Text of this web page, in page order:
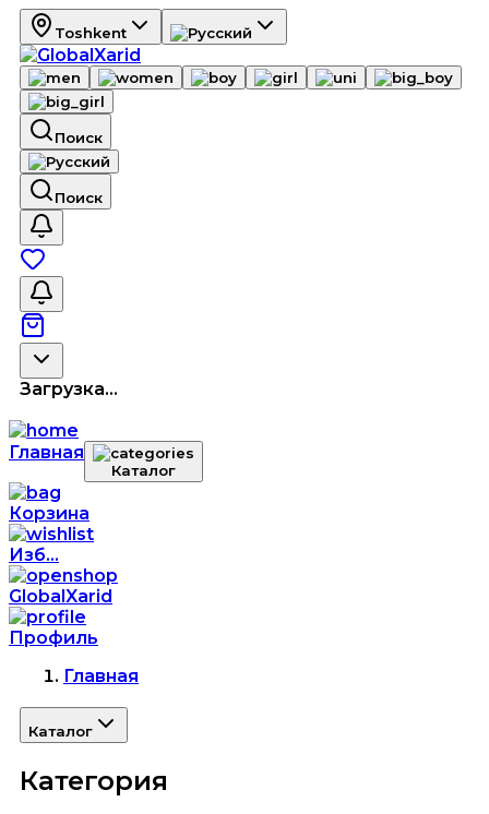
Toshkent
Поиск
Поиск
Загрузка...
Главная
Каталог
Корзина
Изб...
GlobalXarid
Профиль
Главная
Каталог
Категория